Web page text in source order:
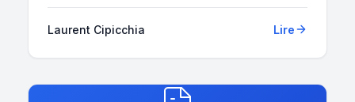
Laurent Cipicchia Lire